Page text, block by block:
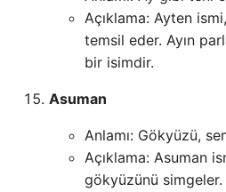
Açıklama: Ayten
temsil eder. Ayın
bir isimdir.
Asuman
Anlamı: Gökyüzü,
Açıklama: Asuman
gökyüzünü